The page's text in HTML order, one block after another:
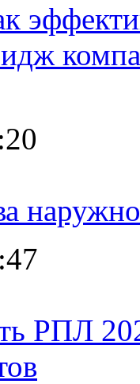
РПЛ